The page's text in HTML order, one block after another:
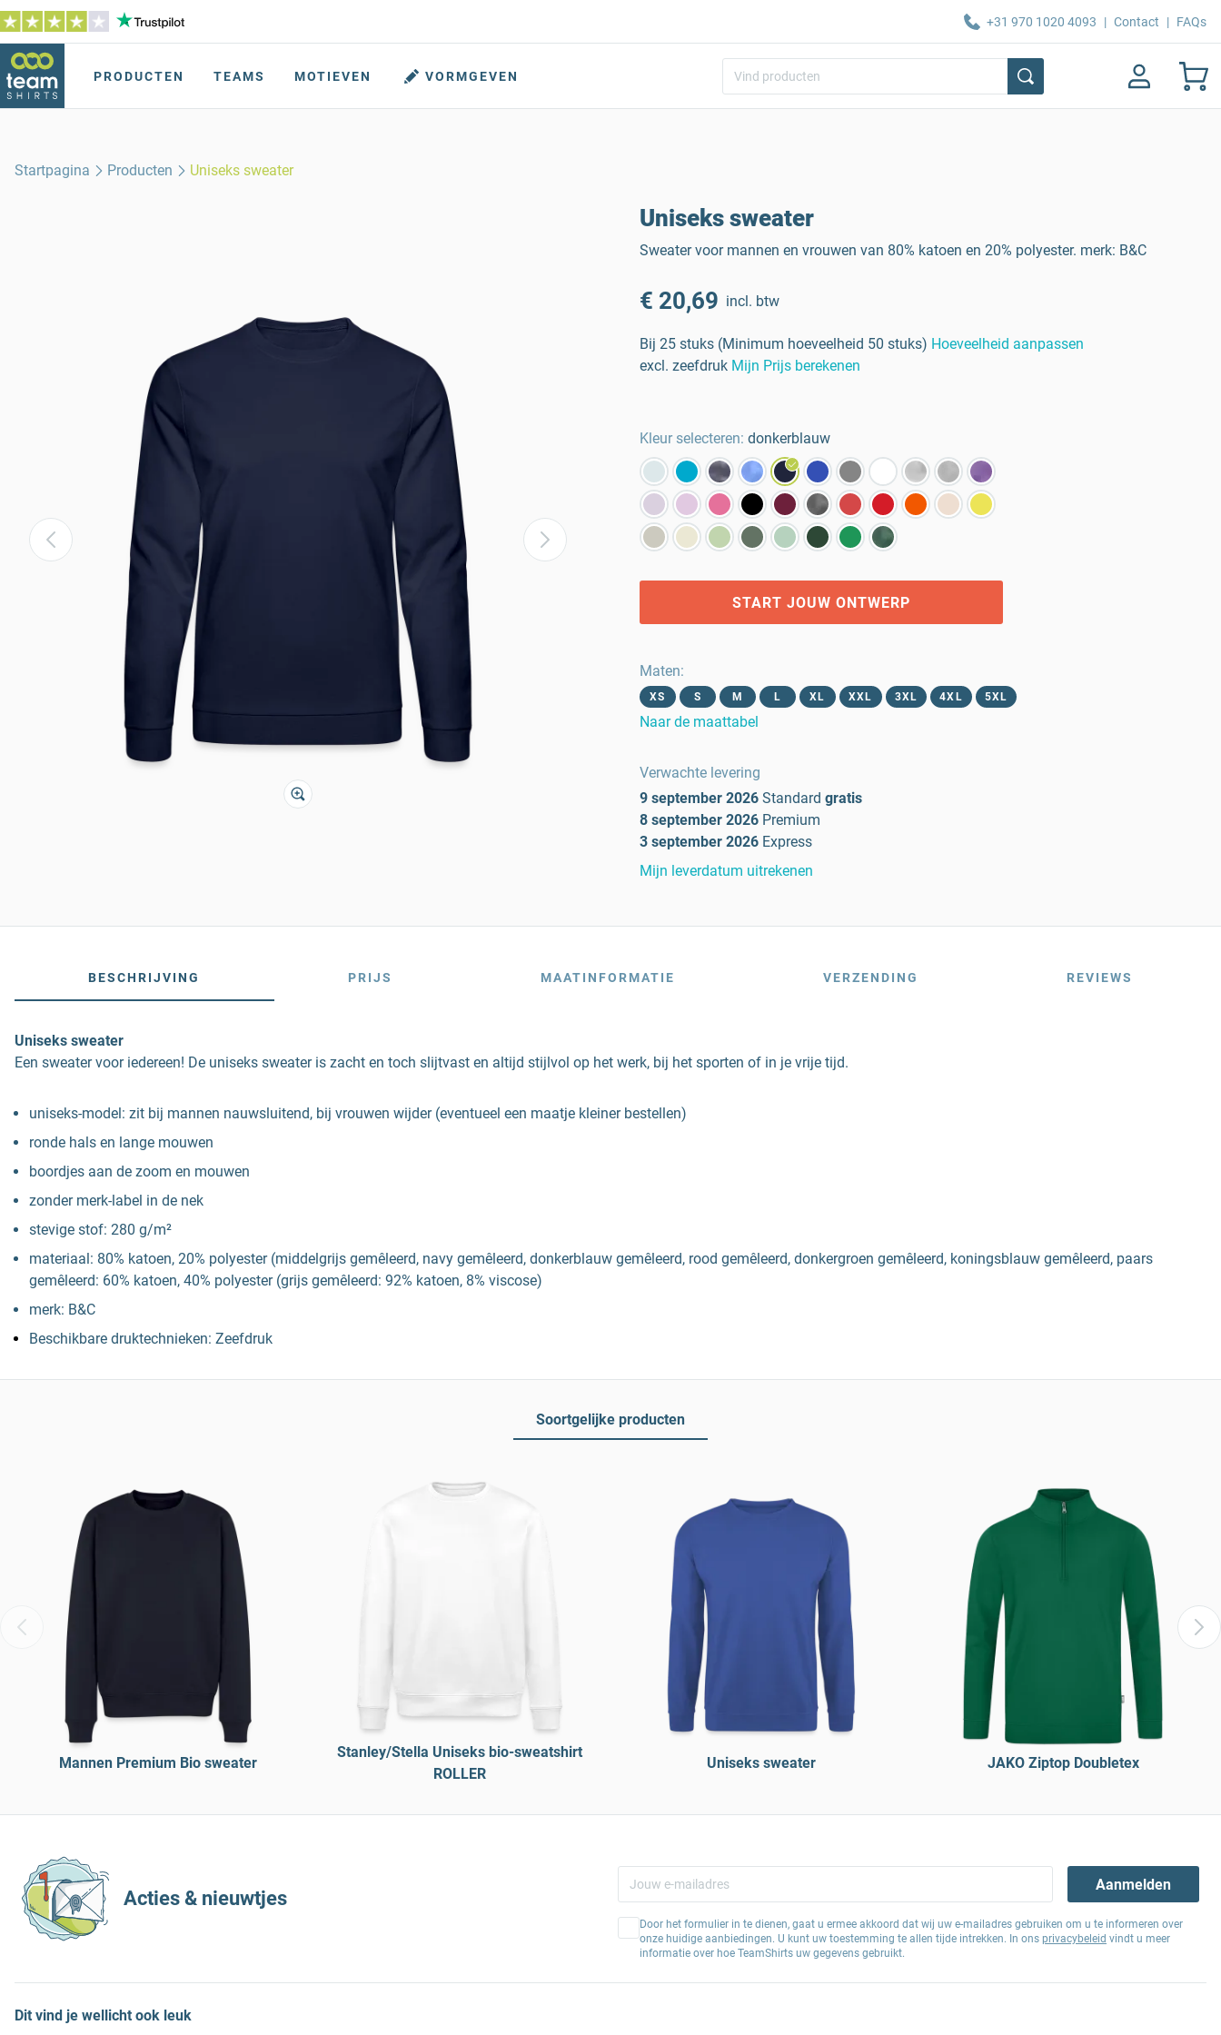
+31 970 1020 4093 | Contact | FAQs
PRODUCTEN TEAMS MOTIEVEN VORMGEVEN
Startpagina Producten Uniseks sweater
Uniseks sweater
Sweater voor mannen en vrouwen van 80% katoen en 20% polyester. merk: B&C
€ 20,69 incl. btw
Bij 25 stuks (Minimum hoeveelheid 50 stuks) Hoeveelheid aanpassen
excl. zeefdruk Mijn Prijs berekenen
Kleur selecteren: donkerblauw
START JOUW ONTWERP
Maten:
XS S M L XL XXL 3XL 4XL 5XL
Naar de maattabel
Verwachte levering
9 september 2026 Standard gratis
8 september 2026 Premium
3 september 2026 Express
Mijn leverdatum uitrekenen
BESCHRIJVING PRIJS MAATINFORMATIE VERZENDING REVIEWS
Uniseks sweater
Een sweater voor iedereen! De uniseks sweater is zacht en toch slijtvast en altijd stijlvol op het werk, bij het sporten of in je vrije tijd.
uniseks-model: zit bij mannen nauwsluitend, bij vrouwen wijder (eventueel een maatje kleiner bestellen)
ronde hals en lange mouwen
boordjes aan de zoom en mouwen
zonder merk-label in de nek
stevige stof: 280 g/m²
materiaal: 80% katoen, 20% polyester (middelgrijs gemêleerd, navy gemêleerd, donkerblauw gemêleerd, rood gemêleerd, donkergroen gemêleerd, koningsblauw gemêleerd, paars
gemêleerd: 60% katoen, 40% polyester (grijs gemêleerd: 92% katoen, 8% viscose)
merk: B&C
Beschikbare druktechnieken: Zeefdruk
Soortgelijke producten
Mannen Premium Bio sweater
Stanley/Stella Uniseks bio-sweatshirt
ROLLER
Uniseks sweater JAKO Ziptop Doubletex
Acties & nieuwtjes
Aanmelden
Door het formulier in te dienen, gaat u ermee akkoord dat wij uw e-mailadres gebruiken om u te informeren over
onze huidige aanbiedingen. U kunt uw toestemming te allen tijde intrekken. In ons privacybeleid vindt u meer
informatie over hoe TeamShirts uw gegevens gebruikt.
Dit vind je wellicht ook leuk